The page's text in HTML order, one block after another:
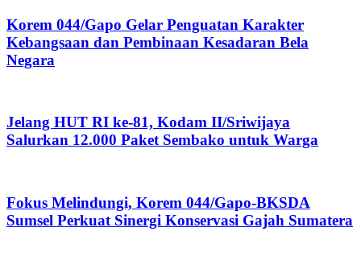
Korem 044/Gapo Gelar Penguatan Karakter
Kebangsaan dan Pembinaan Kesadaran Bela
Negara
Jelang HUT RI ke-81, Kodam II/Sriwijaya
Salurkan 12.000 Paket Sembako untuk Warga
Fokus Melindungi, Korem 044/Gapo-BKSDA
Sumsel Perkuat Sinergi Konservasi Gajah Sumatera